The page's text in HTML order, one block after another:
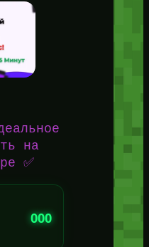
на
✅
000